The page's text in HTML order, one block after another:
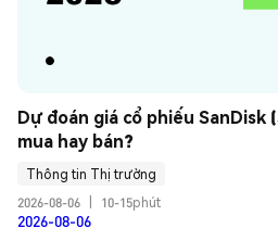
Dự đoán giá cổ phiếu SanDisk
mua hay bán?
Thông tin Thị trường
2026-08-06
10-15phút
2026-08-06